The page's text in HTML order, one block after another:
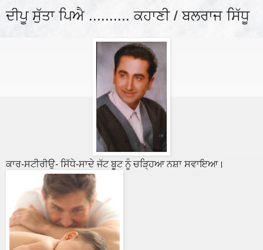
ਦੀਪੂ ਸੁੱਤਾ ਪਿਐ .......... ਕਹਾਣੀ / ਬਲਰਾਜ ਸਿੱਧੂ
ਕਾਰ-ਸਟੀਰੀਉ- ਸਿੱਧੇ-ਸਾਦੇ ਜੱਟ ਬੂਟ ਨੂੰ ਚੜ੍ਹਿਆ ਨਸ਼ਾ ਸਵਾਇਆ।